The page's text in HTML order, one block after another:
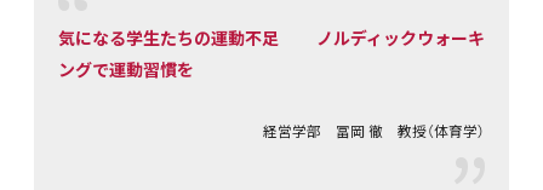
気になる学生たちの運動不足 ノルディックウォーキ
ングで運動習慣を
経営学部 冨岡 徹 教授（体育学）